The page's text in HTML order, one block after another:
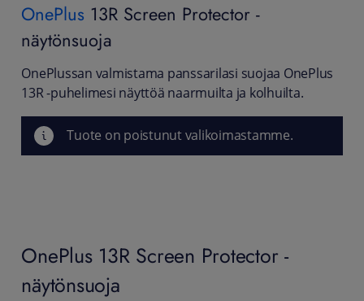
OnePlus 13R Screen Protector -
näytönsuoja
OnePlussan valmistama panssarilasi suojaa OnePlus
13R -puhelimesi näyttöä naarmuilta ja kolhuilta.
Tuote on poistunut valikoimastamme.
OnePlus 13R Screen Protector -
näytönsuoja